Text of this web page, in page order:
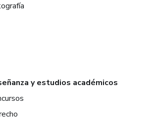
y estudios académicos